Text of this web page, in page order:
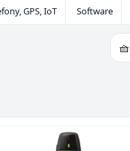
GPS, IoT Software
🧺